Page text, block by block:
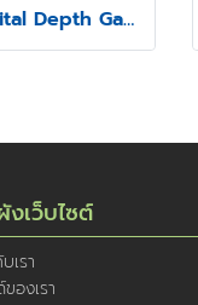
Bluetooth Digital Depth Gauge Model SSD-211
งเว็บไซต์
เรา
องเรา